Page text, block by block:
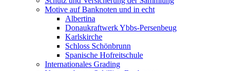
Motive auf Banknoten und in echt
Albertina
Donaukraftwerk Ybbs-Persenbeug
Karlskirche
Schloss Schönbrunn
Spanische Hofreitschule
Internationales Grading